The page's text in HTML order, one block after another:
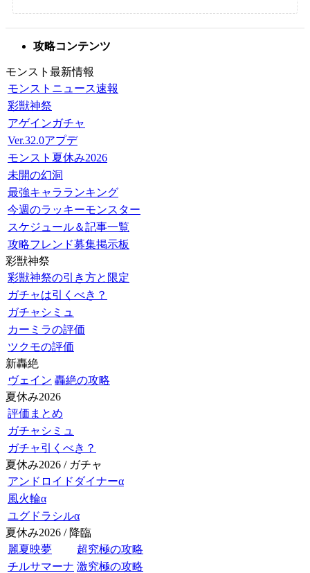
攻略コンテンツ
モンスト最新情報
モンストニュース速報
彩獣神祭
アゲインガチャ
Ver.32.0アプデ
モンスト夏休み2026
未開の幻洞
最強キャラランキング
今週のラッキーモンスター
スケジュール＆記事一覧
攻略フレンド募集掲示板
彩獣神祭
彩獣神祭の引き方と限定
ガチャは引くべき？
ガチャシミュ
カーミラの評価
ツクモの評価
新轟絶
ヴェイン 轟絶の攻略
夏休み2026
評価まとめ
ガチャシミュ
ガチャ引くべき？
夏休み2026 / ガチャ
アンドロイドダイナーα
風火輪α
ユグドラシルα
夏休み2026 / 降臨
麗夏映夢
超究極の攻略
チルサマーナ 激究極の攻略